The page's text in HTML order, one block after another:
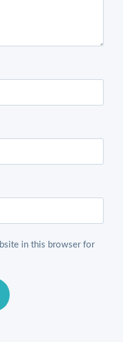
in this browser for